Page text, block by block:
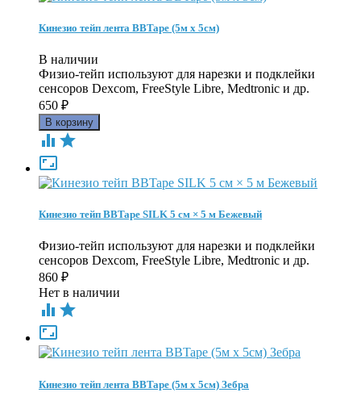
Кинезио тейп лента BBTape (5м х 5см)
В наличии
Физио-тейп используют для нарезки и подклейки
сенсоров Dexcom, FreeStyle Libre, Medtronic и др.
650 ₽
 

Кинезио тейп BBTape SILK 5 см × 5 м Бежевый
Физио-тейп используют для нарезки и подклейки
сенсоров Dexcom, FreeStyle Libre, Medtronic и др.
860 ₽
Нет в наличии
 

Кинезио тейп лента BBTape (5м х 5см) Зебра